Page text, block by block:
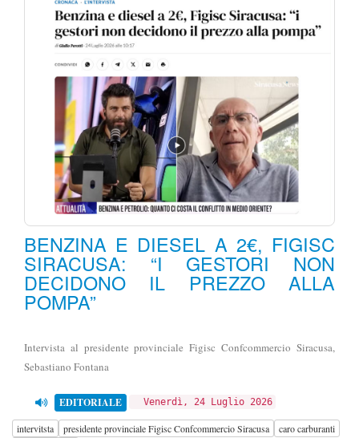
BENZINA E DIESEL A 2€, FIGISC
SIRACUSA: “I GESTORI NON
DECIDONO IL PREZZO ALLA
POMPA”
Intervista al presidente provinciale Figisc Confcommercio Siracusa,
Sebastiano Fontana
EDITORIALE Venerdì, 24 Luglio 2026
intervitsta presidente provinciale Figisc Confcommercio Siracusa
caro carburanti